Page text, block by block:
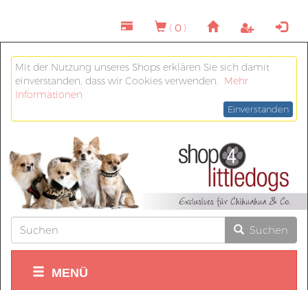
( 0 )
Mit der Nutzung unseres Shops erklären Sie sich damit
einverstanden, dass wir Cookies verwenden. Mehr
Informationen
Einverstanden
Suchen
MENÜ